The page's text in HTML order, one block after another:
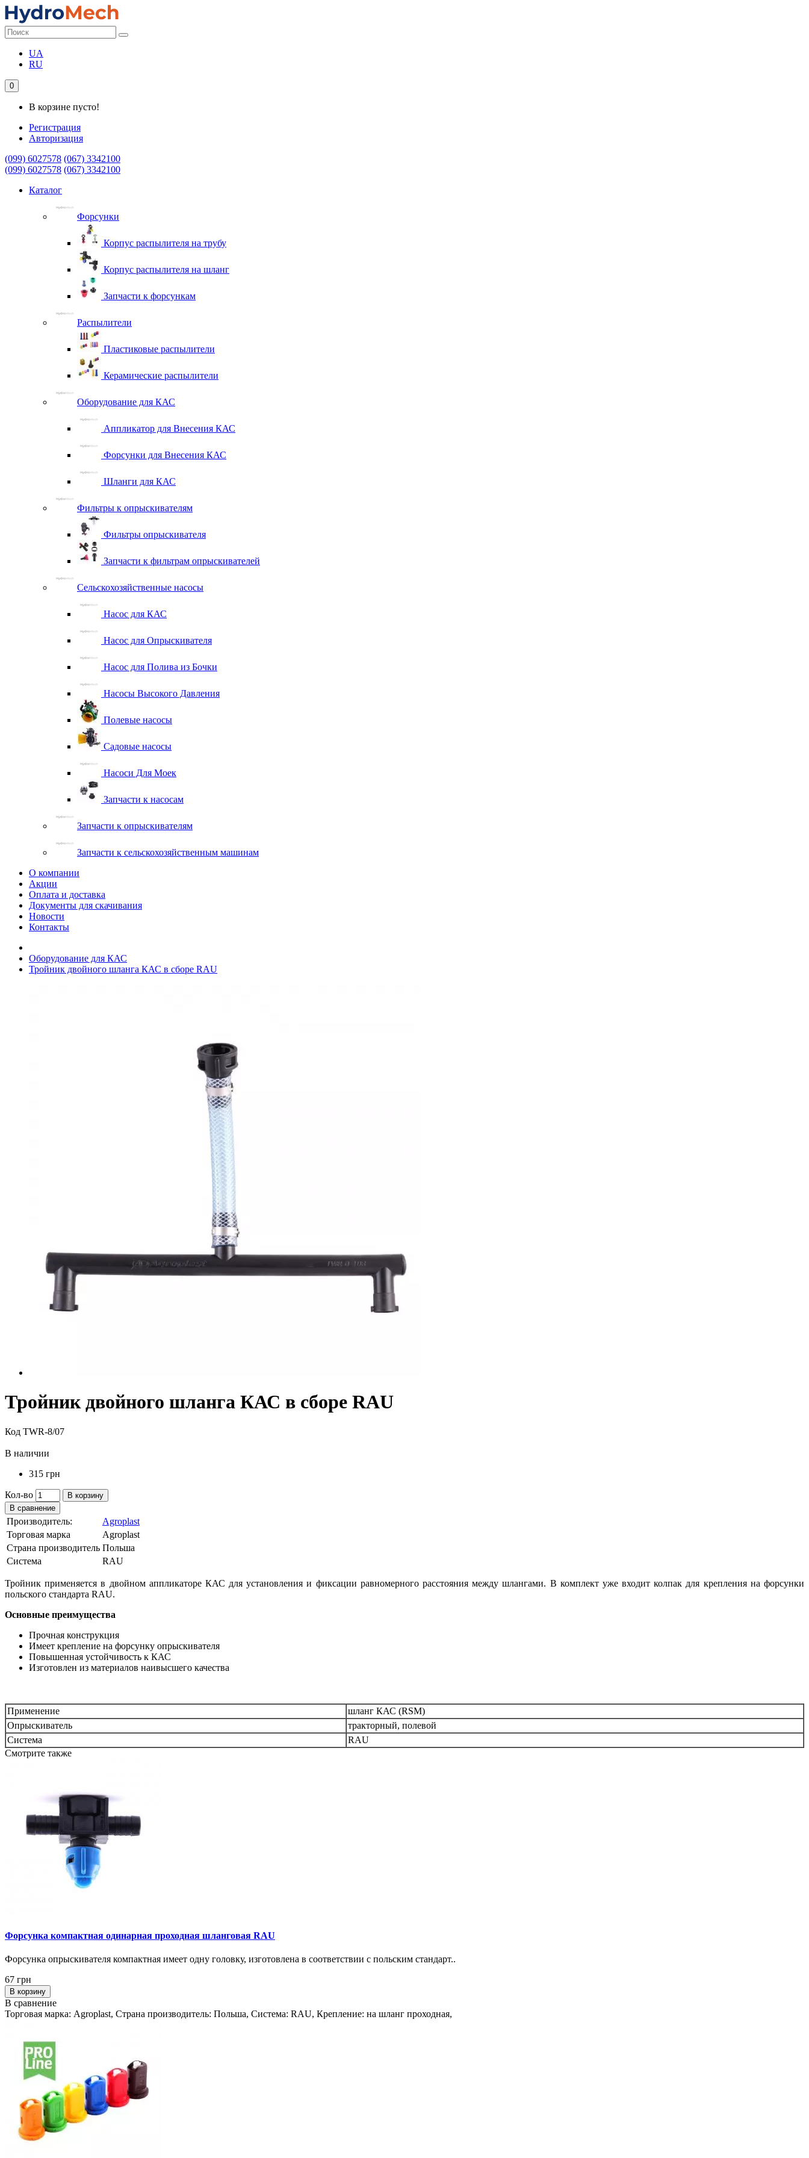
UA
RU
0
В корзине пусто!
Регистрация
Авторизация
(099) 6027578 (067) 3342100
(099) 6027578 (067) 3342100
Каталог
Форсунки
Корпус распылителя на трубу
Корпус распылителя на шланг
Запчасти к форсункам
Распылители
Пластиковые распылители
Керамические распылители
Оборудование для КАС
Аппликатор для Внесения КАС
Форсунки для Внесения КАС
Шланги для КАС
Фильтры к опрыскивателям
Фильтры опрыскивателя
Запчасти к фильтрам опрыскивателей
Сельскохозяйственные насосы
Насос для КАС
Насос для Опрыскивателя
Насос для Полива из Бочки
Насосы Высокого Давления
Полевые насосы
Садовые насосы
Насоси Для Моек
Запчасти к насосам
Запчасти к опрыскивателям
Запчасти к сельскохозяйственным машинам
О компании
Акции
Оплата и доставка
Документы для скачивания
Новости
Контакты
Оборудование для КАС
Тройник двойного шланга КАС в сборе RAU
Тройник двойного шланга КАС в сборе RAU
Код TWR-8/07
В наличии
315 грн
Кол-во
В корзину
В сравнение
Производитель:
Agroplast
Торговая марка
Agroplast
Страна производитель Польша
Система
RAU
Тройник применяется в двойном аппликаторе КАС для установления и фиксации равномерного расстояния между шлангами. В комплект уже входит колпак для крепления на форсунки
польского стандарта RAU.
Основные преимущества
Прочная конструкция
Имеет крепление на форсунку опрыскивателя
Повышенная устойчивость к КАС
Изготовлен из материалов наивысшего качества
Применение
шланг КАС (RSM)
Опрыскиватель
тракторный, полевой
Система
RAU
Смотрите также
Форсунка компактная одинарная проходная шланговая RAU
Форсунка опрыскивателя компактная имеет одну головку, изготовлена в соответствии с польским стандарт..
67 грн
В корзину
В сравнение
Торговая марка: Agroplast, Страна производитель: Польша, Система: RAU, Крепление: на шланг проходная,